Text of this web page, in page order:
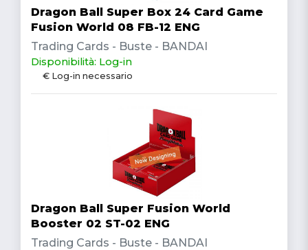
Dragon Ball Super Box 24 Card Game
Fusion World 08 FB-12 ENG
Trading Cards - Buste - BANDAI
Disponibilità: Log-in
€ Log-in necessario
Dragon Ball Super Fusion World
Booster 02 ST-02 ENG
Trading Cards - Buste - BANDAI